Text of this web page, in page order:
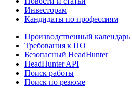
Инвесторам
Кандидаты по профессиям
Производственный календарь
Требования к ПО
Безопасный HeadHunter
HeadHunter API
Поиск работы
Поиск по резюме